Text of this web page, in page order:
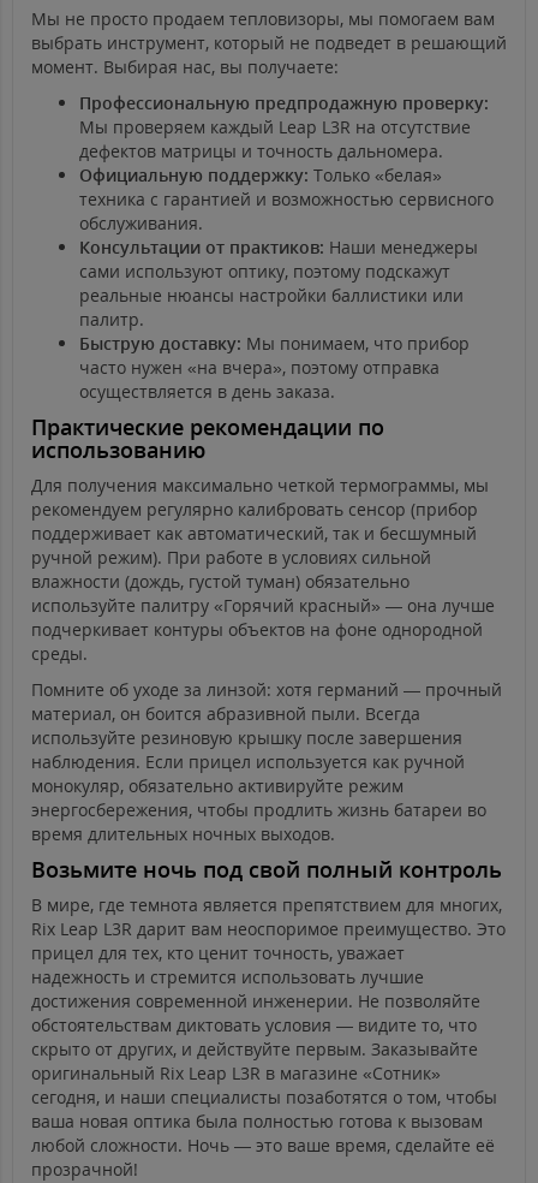
Мы не просто продаем тепловизоры, мы помогаем вам
выбрать инструмент, который не подведет в решающий
момент. Выбирая нас, вы получаете:
Профессиональную предпродажную проверку:
Мы проверяем каждый Leap L3R на отсутствие
дефектов матрицы и точность дальномера.
Официальную поддержку: Только «белая»
техника с гарантией и возможностью сервисного
обслуживания.
Консультации от практиков: Наши менеджеры
сами используют оптику, поэтому подскажут
реальные нюансы настройки баллистики или
палитр.
Быструю доставку: Мы понимаем, что прибор
часто нужен «на вчера», поэтому отправка
осуществляется в день заказа.
Практические рекомендации по
использованию
Для получения максимально четкой термограммы, мы
рекомендуем регулярно калибровать сенсор (прибор
поддерживает как автоматический, так и бесшумный
ручной режим). При работе в условиях сильной
влажности (дождь, густой туман) обязательно
используйте палитру «Горячий красный» — она лучше
подчеркивает контуры объектов на фоне однородной
среды.
Помните об уходе за линзой: хотя германий — прочный
материал, он боится абразивной пыли. Всегда
используйте резиновую крышку после завершения
наблюдения. Если прицел используется как ручной
монокуляр, обязательно активируйте режим
энергосбережения, чтобы продлить жизнь батареи во
время длительных ночных выходов.
Возьмите ночь под свой полный контроль
В мире, где темнота является препятствием для многих,
Rix Leap L3R дарит вам неоспоримое преимущество. Это
прицел для тех, кто ценит точность, уважает
надежность и стремится использовать лучшие
достижения современной инженерии. Не позволяйте
обстоятельствам диктовать условия — видите то, что
скрыто от других, и действуйте первым. Заказывайте
оригинальный Rix Leap L3R в магазине «Сотник»
сегодня, и наши специалисты позаботятся о том, чтобы
ваша новая оптика была полностью готова к вызовам
любой сложности. Ночь — это ваше время, сделайте её
прозрачной!